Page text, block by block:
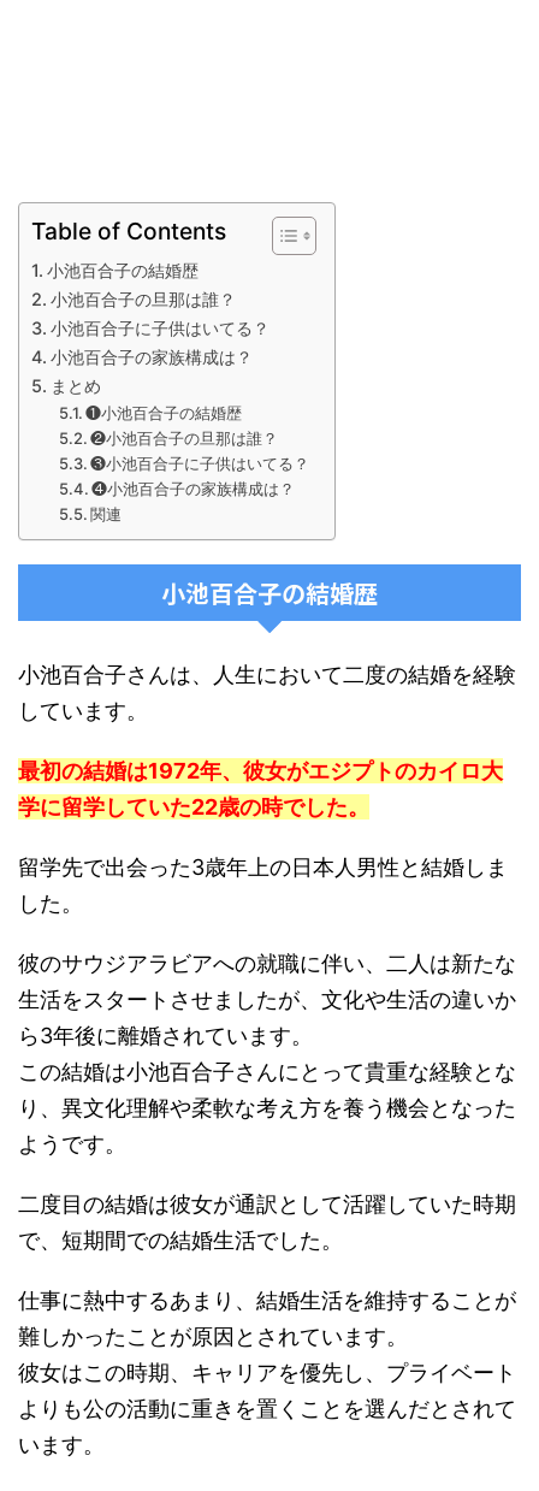
Table of Contents
小池百合子の結婚歴
小池百合子の旦那は誰？
小池百合子に子供はいてる？
小池百合子の家族構成は？
まとめ
❶小池百合子の結婚歴
❷小池百合子の旦那は誰？
❸小池百合子に子供はいてる？
❹小池百合子の家族構成は？
関連
小池百合子の結婚歴
小池百合子さんは、人生において二度の結婚を経験
しています。
最初の結婚は1972年、彼女がエジプトのカイロ大
学に留学していた22歳の時でした。
留学先で出会った3歳年上の日本人男性と結婚しま
した。
彼のサウジアラビアへの就職に伴い、二人は新たな
生活をスタートさせましたが、文化や生活の違いか
ら3年後に離婚されています。
この結婚は小池百合子さんにとって貴重な経験とな
り、異文化理解や柔軟な考え方を養う機会となった
ようです。
二度目の結婚は彼女が通訳として活躍していた時期
で、短期間での結婚生活でした。
仕事に熱中するあまり、結婚生活を維持することが
難しかったことが原因とされています。
彼女はこの時期、キャリアを優先し、プライベート
よりも公の活動に重きを置くことを選んだとされて
います。